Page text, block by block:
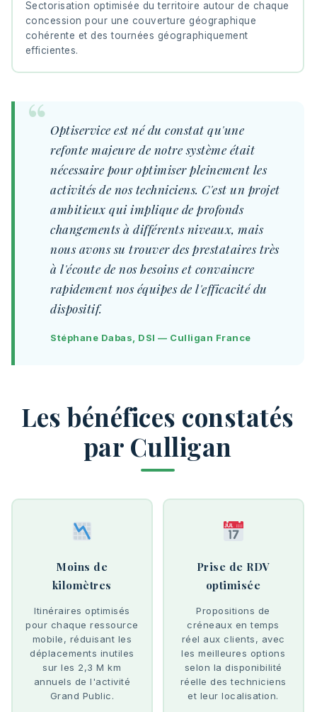
Sectorisation optimisée du territoire autour de chaque
concession pour une couverture géographique
cohérente et des tournées géographiquement
efficientes.
Optiservice est né du constat qu'une
refonte majeure de notre système était
nécessaire pour optimiser pleinement les
activités de nos techniciens. C'est un projet
ambitieux qui implique de profonds
changements à différents niveaux, mais
nous avons su trouver des prestataires très
à l'écoute de nos besoins et convaincre
rapidement nos équipes de l'efficacité du
dispositif.
Stéphane Dabas, DSI — Culligan France
Les bénéfices constatés
par Culligan
Moins de
kilomètres
Itinéraires optimisés
pour chaque ressource
mobile, réduisant les
déplacements inutiles
sur les 2,3 M km
annuels de l'activité
Grand Public.
Prise de RDV
optimisée
Propositions de
créneaux en temps
réel aux clients, avec
les meilleures options
selon la disponibilité
réelle des techniciens
et leur localisation.